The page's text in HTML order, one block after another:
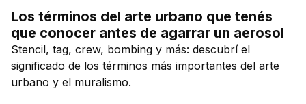
Los términos del arte urbano que tenés
que conocer antes de agarrar un aerosol
Stencil, tag, crew, bombing y más: descubrí el
significado de los términos más importantes del arte
urbano y el muralismo.